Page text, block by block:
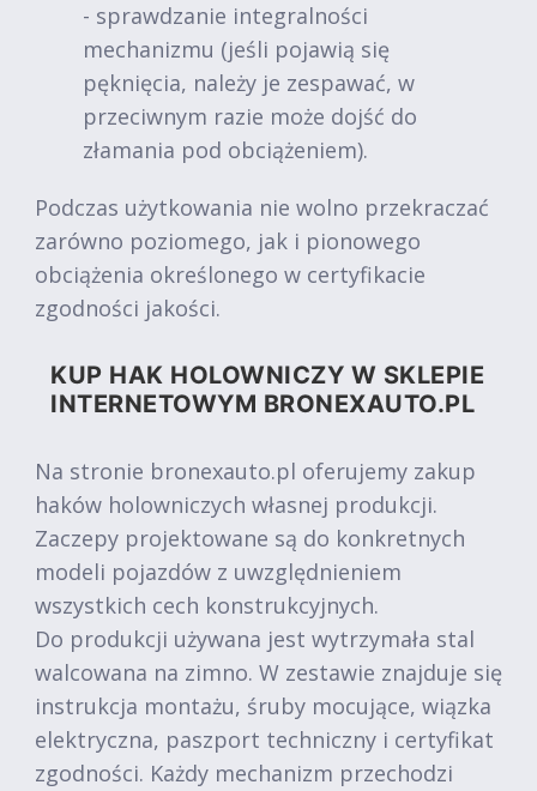
- sprawdzanie integralności
mechanizmu (jeśli pojawią się
pęknięcia, należy je zespawać, w
przeciwnym razie może dojść do
złamania pod obciążeniem).
Podczas użytkowania nie wolno przekraczać
zarówno poziomego, jak i pionowego
obciążenia określonego w certyfikacie
zgodności jakości.
KUP HAK HOLOWNICZY W SKLEPIE
INTERNETOWYM BRONEXAUTO.PL
Na stronie bronexauto.pl oferujemy zakup
haków holowniczych własnej produkcji.
Zaczepy projektowane są do konkretnych
modeli pojazdów z uwzględnieniem
wszystkich cech konstrukcyjnych.
Do produkcji używana jest wytrzymała stal
walcowana na zimno. W zestawie znajduje się
instrukcja montażu, śruby mocujące, wiązka
elektryczna, paszport techniczny i certyfikat
zgodności. Każdy mechanizm przechodzi